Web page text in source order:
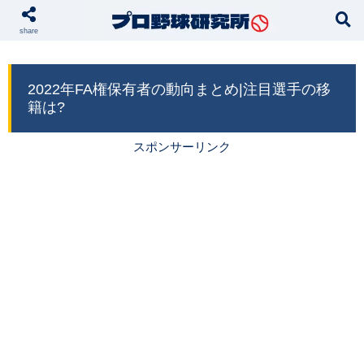
本サイトではプロモーションが含まれています
2022年FA権保有者の動向まとめ|注目選手の移
籍は?
スポンサーリンク
share